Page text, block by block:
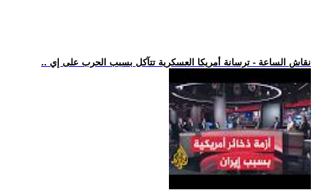
.. نقاش الساعة - ترسانة أمريكا العسكرية تتآكل بسبب الحرب على إي